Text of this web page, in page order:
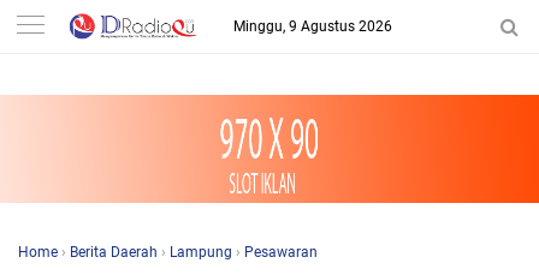
-->
Minggu, 9 Agustus 2026
Home › Berita Daerah › Lampung › Pesawaran